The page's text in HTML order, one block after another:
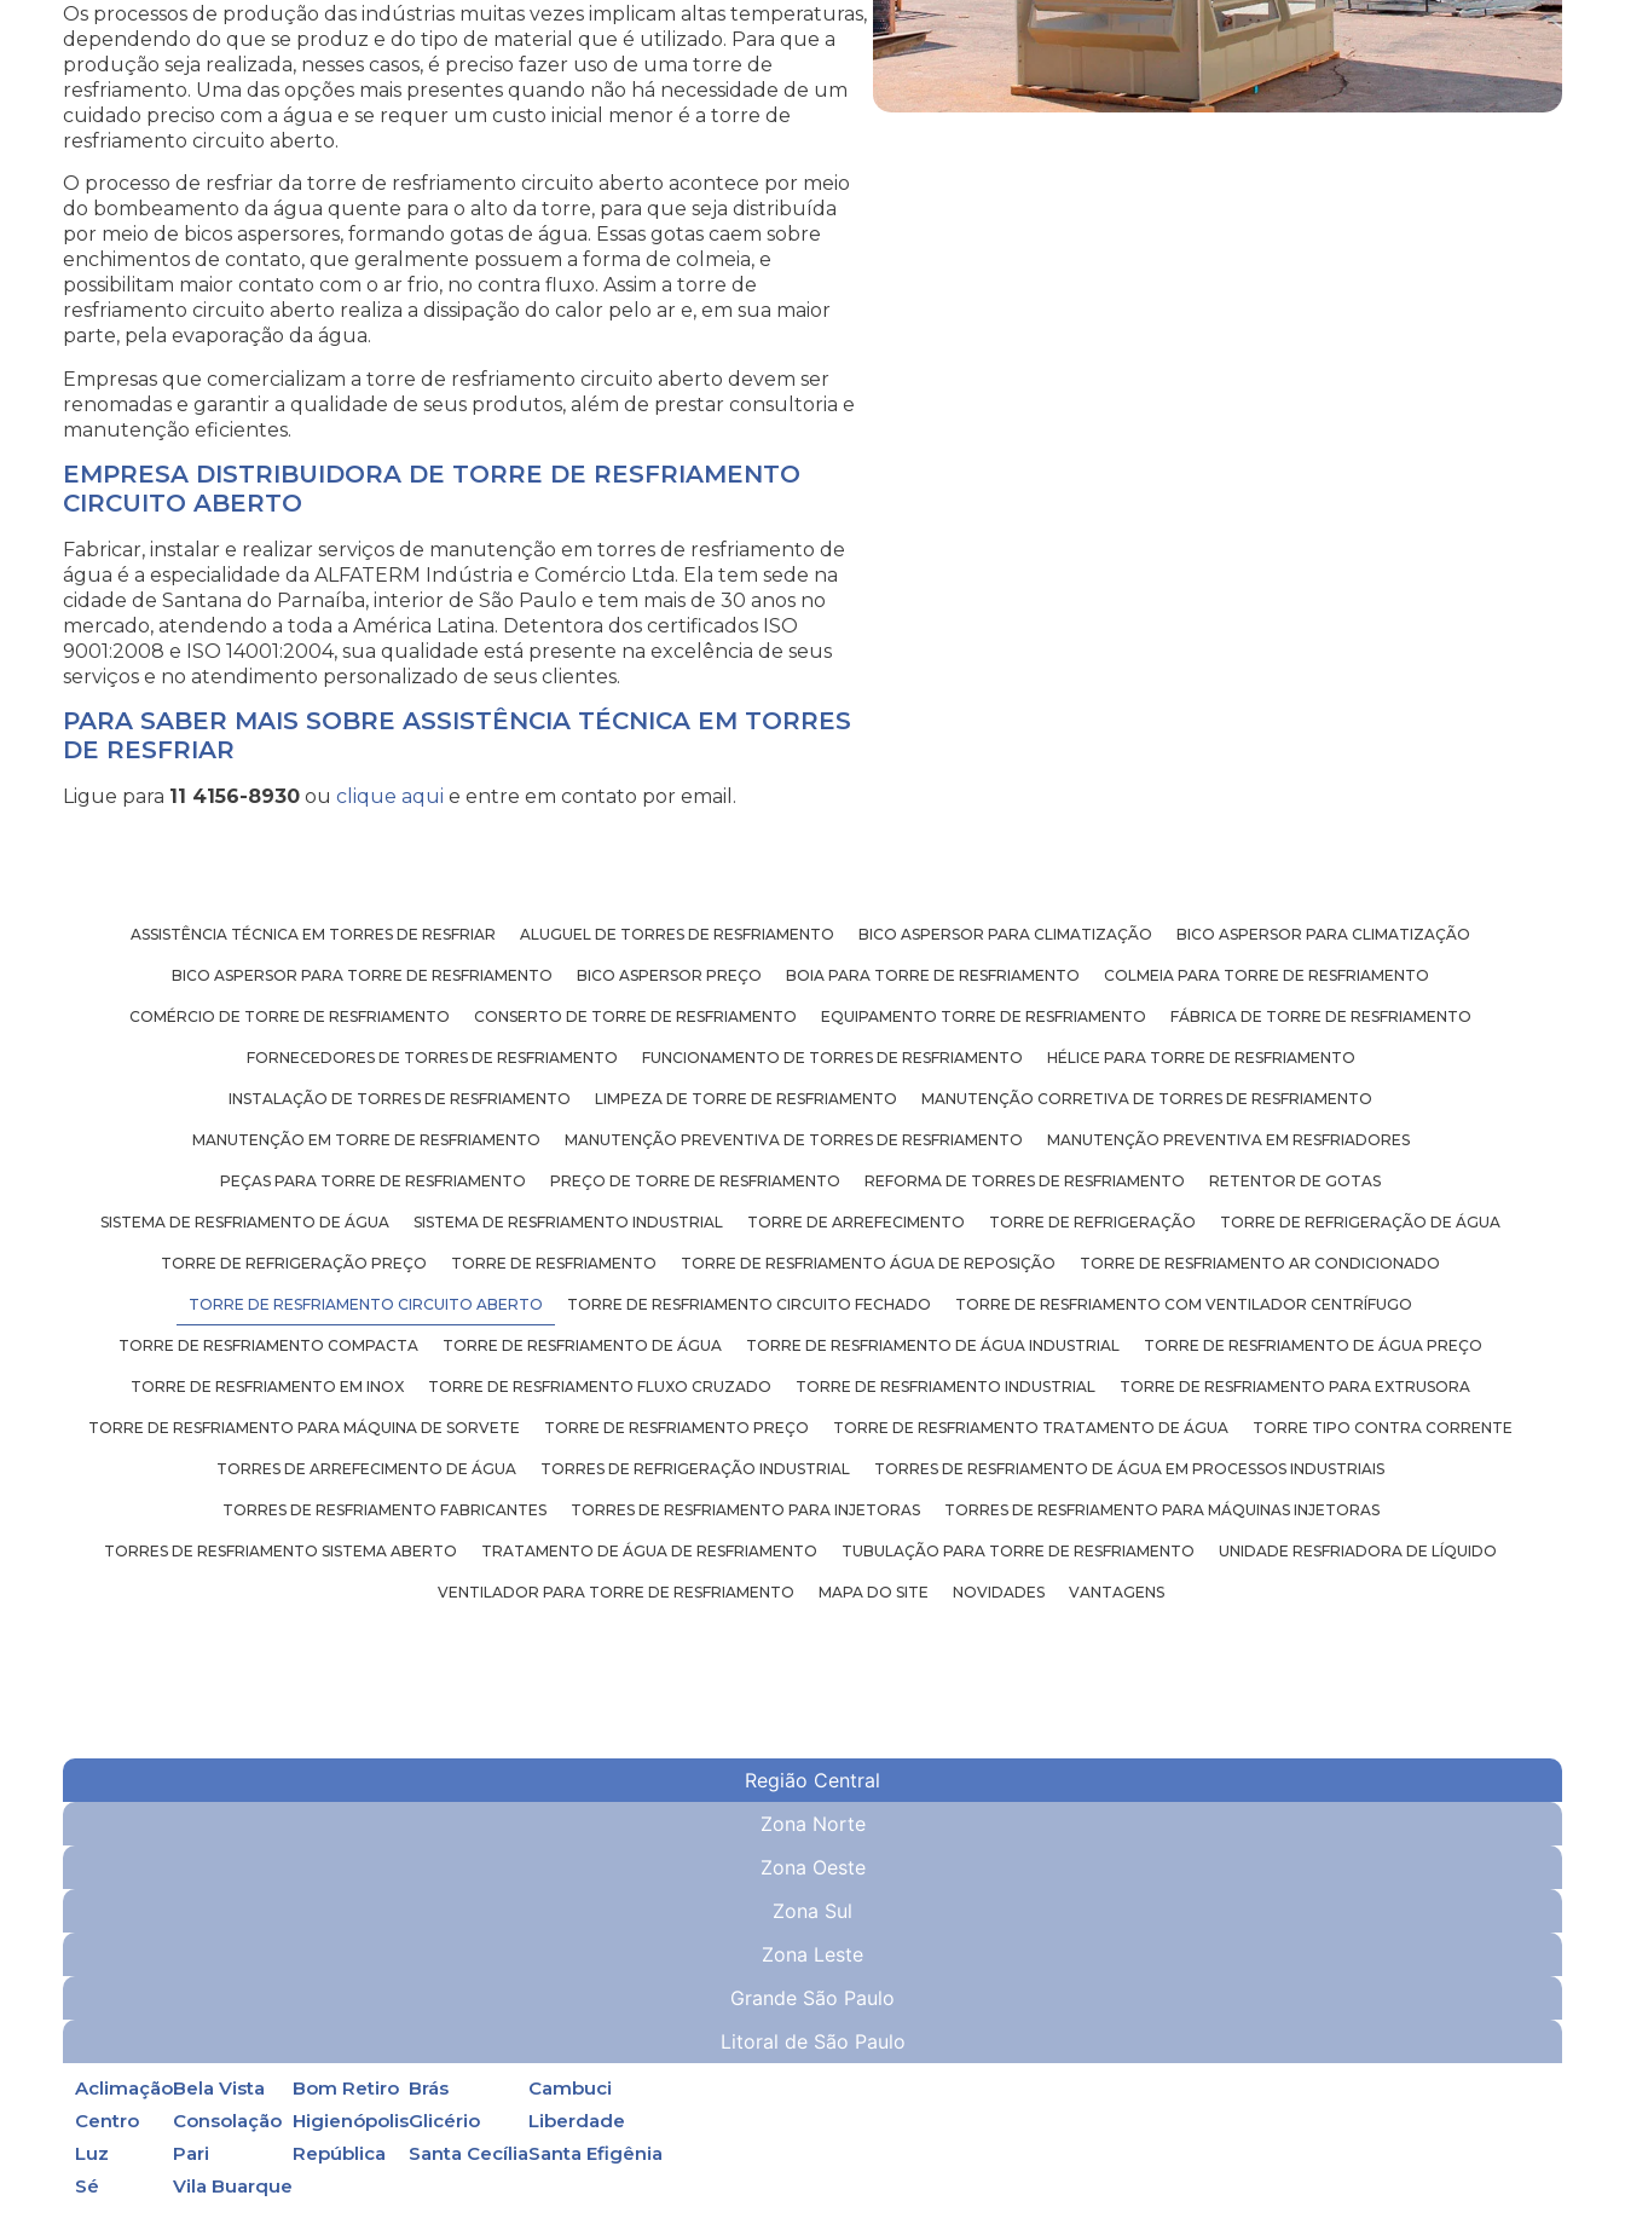
Os processos de produção das indústrias muitas vezes implicam altas temperaturas,
dependendo do que se produz e do tipo de material que é utilizado. Para que a
produção seja realizada, nesses casos, é preciso fazer uso de uma torre de
resfriamento. Uma das opções mais presentes quando não há necessidade de um
cuidado preciso com a água e se requer um custo inicial menor é a torre de
resfriamento circuito aberto.
O processo de resfriar da torre de resfriamento circuito aberto acontece por meio
do bombeamento da água quente para o alto da torre, para que seja distribuída
por meio de bicos aspersores, formando gotas de água. Essas gotas caem sobre
enchimentos de contato, que geralmente possuem a forma de colmeia, e
possibilitam maior contato com o ar frio, no contra fluxo. Assim a torre de
resfriamento circuito aberto realiza a dissipação do calor pelo ar e, em sua maior
parte, pela evaporação da água.
Empresas que comercializam a torre de resfriamento circuito aberto devem ser
renomadas e garantir a qualidade de seus produtos, além de prestar consultoria e
manutenção eficientes.
EMPRESA DISTRIBUIDORA DE TORRE DE RESFRIAMENTO
CIRCUITO ABERTO
Fabricar, instalar e realizar serviços de manutenção em torres de resfriamento de
água é a especialidade da ALFATERM Indústria e Comércio Ltda. Ela tem sede na
cidade de Santana do Parnaíba, interior de São Paulo e tem mais de 30 anos no
mercado, atendendo a toda a América Latina. Detentora dos certificados ISO
9001:2008 e ISO 14001:2004, sua qualidade está presente na excelência de seus
serviços e no atendimento personalizado de seus clientes.
PARA SABER MAIS SOBRE ASSISTÊNCIA TÉCNICA EM TORRES
DE RESFRIAR
Ligue para 11 4156-8930 ou clique aqui e entre em contato por email.
ASSISTÊNCIA TÉCNICA EM TORRES DE RESFRIAR ALUGUEL DE TORRES DE RESFRIAMENTO BICO ASPERSOR PARA CLIMATIZAÇÃO BICO ASPERSOR PARA CLIMATIZAÇÃO
BICO ASPERSOR PARA TORRE DE RESFRIAMENTO BICO ASPERSOR PREÇO BOIA PARA TORRE DE RESFRIAMENTO COLMEIA PARA TORRE DE RESFRIAMENTO
COMÉRCIO DE TORRE DE RESFRIAMENTO CONSERTO DE TORRE DE RESFRIAMENTO EQUIPAMENTO TORRE DE RESFRIAMENTO FÁBRICA DE TORRE DE RESFRIAMENTO
FORNECEDORES DE TORRES DE RESFRIAMENTO FUNCIONAMENTO DE TORRES DE RESFRIAMENTO HÉLICE PARA TORRE DE RESFRIAMENTO
INSTALAÇÃO DE TORRES DE RESFRIAMENTO LIMPEZA DE TORRE DE RESFRIAMENTO MANUTENÇÃO CORRETIVA DE TORRES DE RESFRIAMENTO
MANUTENÇÃO EM TORRE DE RESFRIAMENTO MANUTENÇÃO PREVENTIVA DE TORRES DE RESFRIAMENTO MANUTENÇÃO PREVENTIVA EM RESFRIADORES
PEÇAS PARA TORRE DE RESFRIAMENTO PREÇO DE TORRE DE RESFRIAMENTO REFORMA DE TORRES DE RESFRIAMENTO RETENTOR DE GOTAS
SISTEMA DE RESFRIAMENTO DE ÁGUA SISTEMA DE RESFRIAMENTO INDUSTRIAL TORRE DE ARREFECIMENTO TORRE DE REFRIGERAÇÃO TORRE DE REFRIGERAÇÃO DE ÁGUA
TORRE DE REFRIGERAÇÃO PREÇO TORRE DE RESFRIAMENTO TORRE DE RESFRIAMENTO ÁGUA DE REPOSIÇÃO TORRE DE RESFRIAMENTO AR CONDICIONADO
TORRE DE RESFRIAMENTO CIRCUITO ABERTO TORRE DE RESFRIAMENTO CIRCUITO FECHADO TORRE DE RESFRIAMENTO COM VENTILADOR CENTRÍFUGO
TORRE DE RESFRIAMENTO COMPACTA TORRE DE RESFRIAMENTO DE ÁGUA TORRE DE RESFRIAMENTO DE ÁGUA INDUSTRIAL TORRE DE RESFRIAMENTO DE ÁGUA PREÇO
TORRE DE RESFRIAMENTO EM INOX TORRE DE RESFRIAMENTO FLUXO CRUZADO TORRE DE RESFRIAMENTO INDUSTRIAL TORRE DE RESFRIAMENTO PARA EXTRUSORA
TORRE DE RESFRIAMENTO PARA MÁQUINA DE SORVETE TORRE DE RESFRIAMENTO PREÇO TORRE DE RESFRIAMENTO TRATAMENTO DE ÁGUA TORRE TIPO CONTRA CORRENTE
TORRES DE ARREFECIMENTO DE ÁGUA TORRES DE REFRIGERAÇÃO INDUSTRIAL TORRES DE RESFRIAMENTO DE ÁGUA EM PROCESSOS INDUSTRIAIS
TORRES DE RESFRIAMENTO FABRICANTES TORRES DE RESFRIAMENTO PARA INJETORAS TORRES DE RESFRIAMENTO PARA MÁQUINAS INJETORAS
TORRES DE RESFRIAMENTO SISTEMA ABERTO TRATAMENTO DE ÁGUA DE RESFRIAMENTO TUBULAÇÃO PARA TORRE DE RESFRIAMENTO UNIDADE RESFRIADORA DE LÍQUIDO
VENTILADOR PARA TORRE DE RESFRIAMENTO MAPA DO SITE NOVIDADES VANTAGENS
Região Central
Zona Norte
Zona Oeste
Zona Sul
Zona Leste
Grande São Paulo
Litoral de São Paulo
Aclimação
Centro
Luz
Sé
Bela Vista
Consolação
Pari
Vila Buarque
Bom Retiro
Higienópolis
República
Brás
Glicério
Santa Cecília
Cambuci
Liberdade
Santa Efigênia